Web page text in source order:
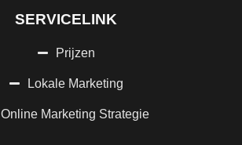
SERVICELINK
Prijzen
Lokale Marketing
Online Marketing Strategie